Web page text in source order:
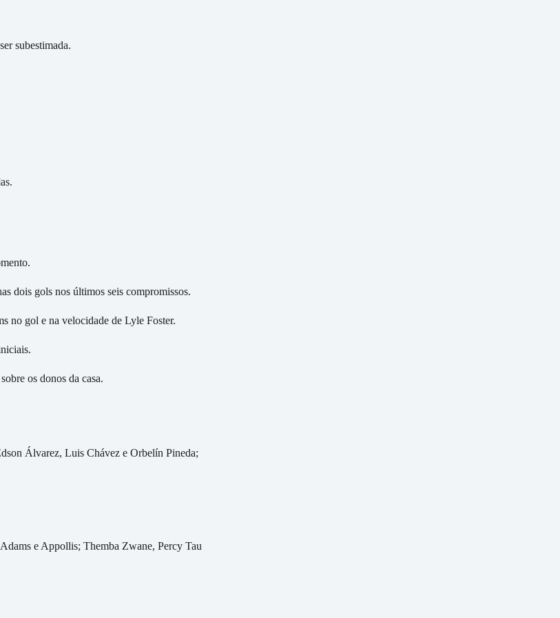
subestimada.
dois gols nos últimos seis compromissos.
no gol e na velocidade de Lyle Foster.
os donos da casa.
Álvarez, Luis Chávez e Orbelín Pineda;
e Appollis; Themba Zwane, Percy Tau